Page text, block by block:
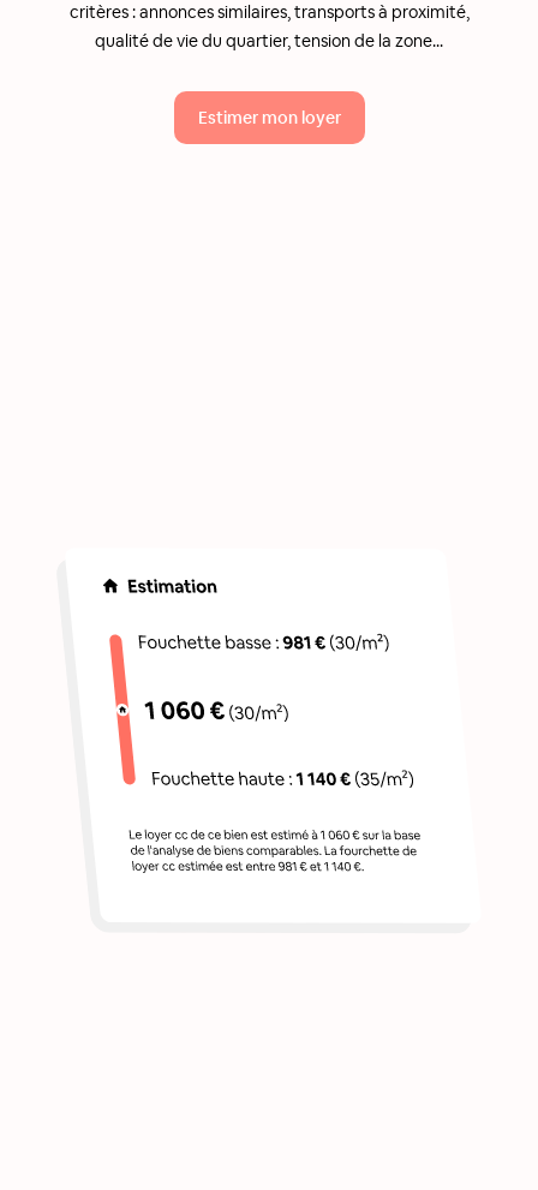
critères : annonces similaires, transports à proximité,
qualité de vie du quartier, tension de la zone...
Estimer mon loyer